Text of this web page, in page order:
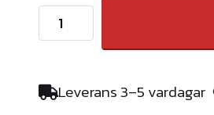
I
L
B Leverans 3–5 vardagar